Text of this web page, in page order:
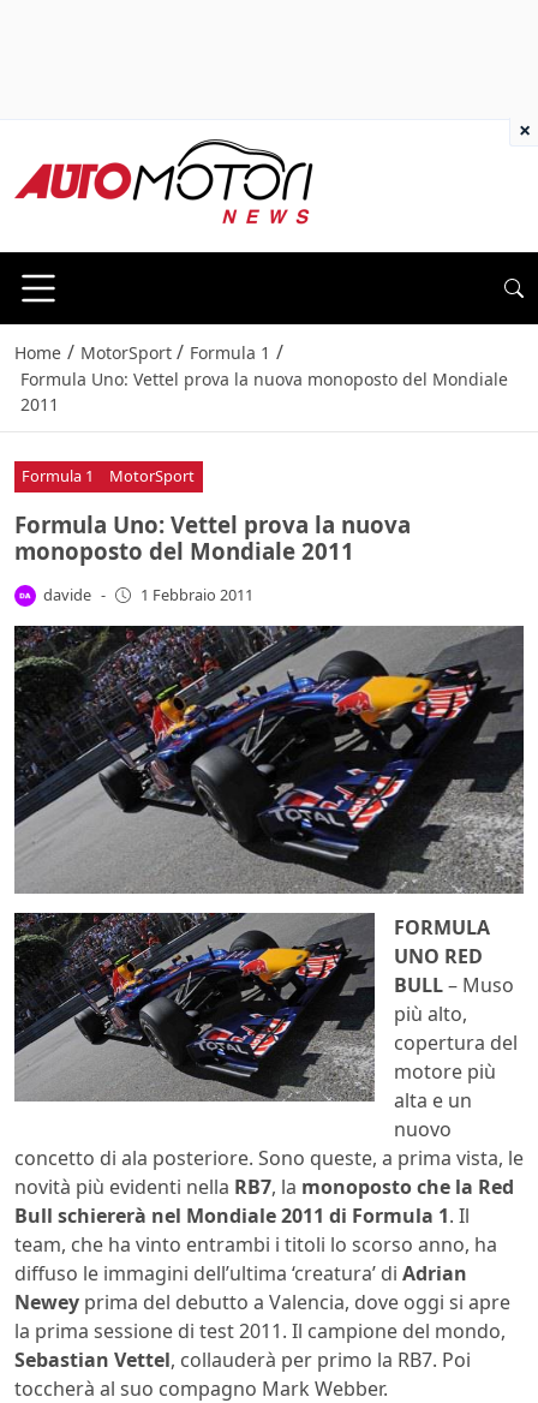
Home / MotorSport / Formula 1 /
Formula Uno: Vettel prova la nuova monoposto del Mondiale
2011
Formula 1 MotorSport
Formula Uno: Vettel prova la nuova
monoposto del Mondiale 2011
davide - 1 Febbraio 2011
FORMULA
UNO RED
BULL– Muso
più alto,
copertura del
motore più
alta e un
nuovo
concetto di ala posteriore. Sono queste, a prima vista, le
novità più evidenti nella RB7, la monoposto che la Red
Bull schiererà nel Mondiale 2011 di Formula 1. Il
team, che ha vinto entrambi i titoli lo scorso anno, ha
diffuso le immagini dell’ultima ‘creatura’ di Adrian
Newey prima del debutto a Valencia, dove oggi si apre
la prima sessione di test 2011. Il campione del mondo,
Sebastian Vettel, collauderà per primo la RB7. Poi
toccherà al suo compagno Mark Webber.
×